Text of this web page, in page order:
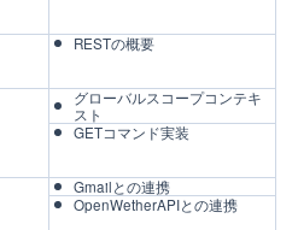
RESTの概要
グローバルスコープコンテキ
スト
GETコマンド実装
Gmailとの連携
OpenWetherAPIとの連携